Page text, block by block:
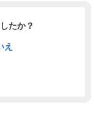
たか？
え